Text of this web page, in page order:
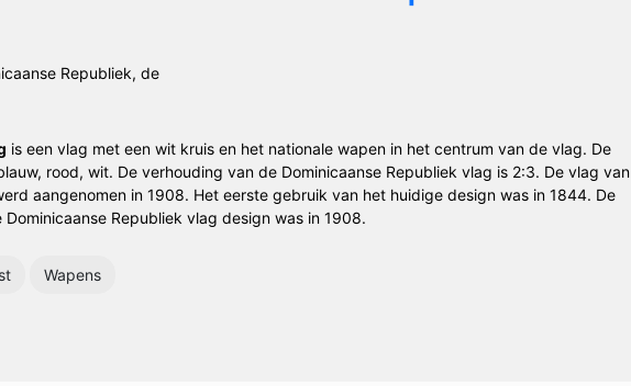
is een vlag met een wit kruis en het nationale wapen in het centrum van de vlag. De
rood, wit. De verhouding van de Dominicaanse Republiek vlag is 2:3. De vlag van
aangenomen in 1908. Het eerste gebruik van het huidige design was in 1844. De
Republiek vlag design was in 1908.
Wapens